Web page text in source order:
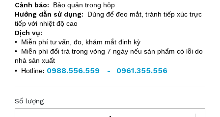
Cảnh báo: Bảo quản trong hộp
Hướng dẫn sử dụng: Dùng để đeo mắt, tránh tiếp xúc trực
tiếp với nhiệt độ cao
Dịch vụ:
• Miễn phí tư vấn, đo, khám mắt định kỳ
• Miễn phí đổi trả trong vòng 7 ngày nếu sản phẩm có lỗi do
nhà sản xuất
• Hotline: 0988.556.559 - 0961.355.556
Số lượng